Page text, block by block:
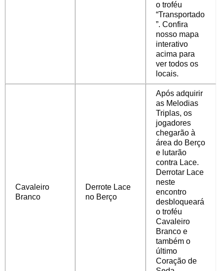
o troféu
“Transportado
”. Confira
nosso mapa
interativo
acima para
ver todos os
locais.
Cavaleiro
Branco
Derrote Lace
no Berço
Após adquirir
as Melodias
Triplas, os
jogadores
chegarão à
área do Berço
e lutarão
contra Lace.
Derrotar Lace
neste
encontro
desbloqueará
o troféu
Cavaleiro
Branco e
também o
último
Coração de